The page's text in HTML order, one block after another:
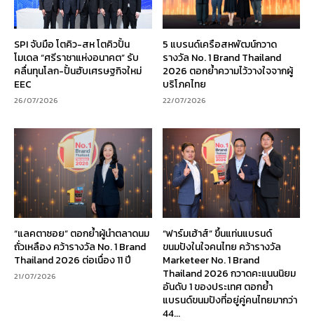
SPI จับมือ โตคิว-สห โตคิวปั้น
โมเดล “ศรีราชาแห่งอนาคต” รับ
คลื่นทุนโลก-ปั้นฮับเศรษฐกิจใหม่
EEC
26/07/2026
5 แบรนด์เครือสหพัฒน์กวาด
รางวัล No. 1 Brand Thailand
2026 ตอกย้ำความไว้วางใจจากผู้
บริโภคไทย
22/07/2026
“แลคตาซอย” ตอกย้ำผู้นำตลาดนม
ถั่วเหลือง คว้ารางวัล No. 1 Brand
Thailand 2026 ต่อเนื่อง 11 ปี
21/07/2026
“ฟาร์มเฮ้าส์” ขึ้นแท่นแบรนด์
ขนมปังในใจคนไทย คว้ารางวัล
Marketeer No. 1 Brand
Thailand 2026 กวาดคะแนนนิยม
อันดับ 1 ของประเทศ ตอกย้ำ
แบรนด์ขนมปังที่อยู่คู่คนไทยมากว่า
44...